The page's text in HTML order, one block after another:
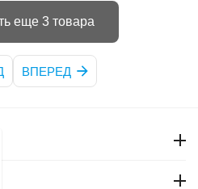
еще 3 товара
ВПЕРЕД